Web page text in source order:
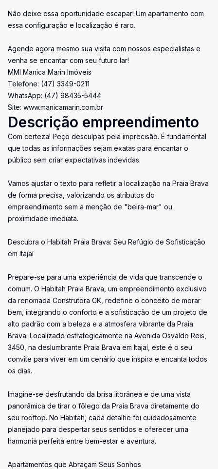
Não deixe essa oportunidade escapar! Um apartamento com
essa configuração e localização é raro.
Agende agora mesmo sua visita com nossos especialistas e
venha se encantar com seu futuro lar!
MMI Manica Marin Imóveis
Telefone: (47) 3349-0211
WhatsApp: (47) 98435-5444
Site: www.manicamarin.com.br
Descrição empreendimento
Com certeza! Peço desculpas pela imprecisão. É fundamental
que todas as informações sejam exatas para encantar o
público sem criar expectativas indevidas.
Vamos ajustar o texto para refletir a localização na Praia Brava
de forma precisa, valorizando os atributos do
empreendimento sem a menção de "beira-mar" ou
proximidade imediata.
Descubra o Habitah Praia Brava: Seu Refúgio de Sofisticação
em Itajaí
Prepare-se para uma experiência de vida que transcende o
comum. O Habitah Praia Brava, um empreendimento exclusivo
da renomada Construtora CK, redefine o conceito de morar
bem, integrando o conforto e a sofisticação de um projeto de
alto padrão com a beleza e a atmosfera vibrante da Praia
Brava. Localizado estrategicamente na Avenida Osvaldo Reis,
3450, na deslumbrante Praia Brava em Itajaí, este é o seu
convite para viver em um cenário que inspira e encanta todos
os dias.
Imagine-se desfrutando da brisa litorânea e de uma vista
panorâmica de tirar o fôlego da Praia Brava diretamente do
seu rooftop. No Habitah, cada detalhe foi cuidadosamente
planejado para despertar seus sentidos e oferecer uma
harmonia perfeita entre bem-estar e aventura.
Apartamentos que Abraçam Seus Sonhos